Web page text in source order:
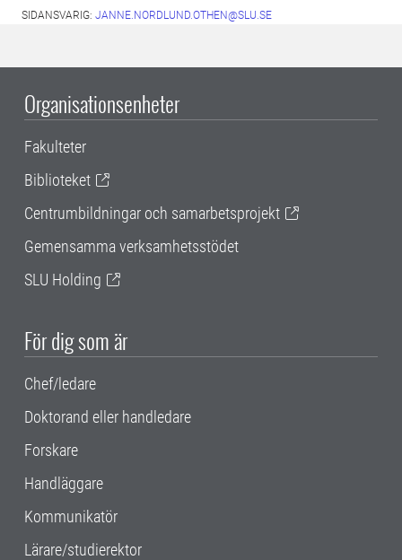
SIDANSVARIG: JANNE.NORDLUND.OTHEN@SLU.SE
Organisationsenheter
Fakulteter
Biblioteket
Centrumbildningar och samarbetsprojekt
Gemensamma verksamhetsstödet
SLU Holding
För dig som är
Chef/ledare
Doktorand eller handledare
Forskare
Handläggare
Kommunikatör
Lärare/studierektor